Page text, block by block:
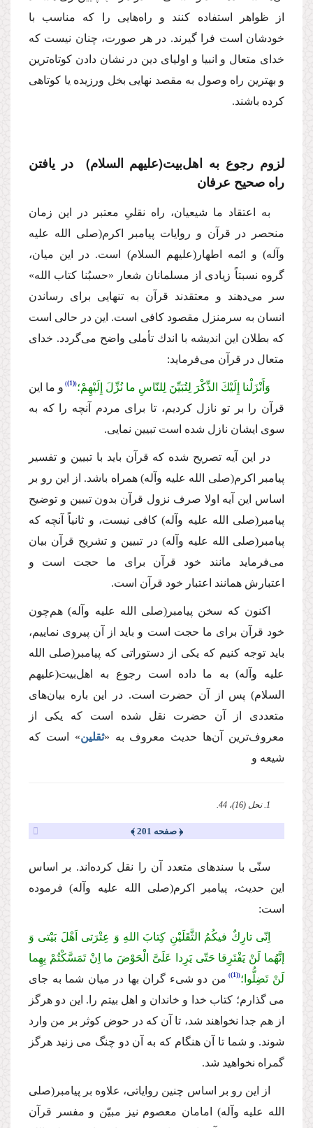
از ظواهر استفاده كنند و راه‌هایى را كه مناسب با
خودشان است فرا گیرند. در هر صورت، چنان نیست كه
خداى متعال و انبیا و اولیاى دین در نشان دادن كوتاه‌ترین
و بهترین راه وصول به مقصد نهایى بخل ورزیده یا كوتاهى
كرده باشند.
لزوم رجوع به اهل‌بیت(علیهم السلام)در یافتن
راه صحیح عرفان
به اعتقاد ما شیعیان، راه نقلىِ معتبر در این زمان
منحصر در قرآن و روایات پیامبر اكرم(صلى الله علیه
وآله) و ائمه اطهار(علیهم السلام) است. در این میان،
گروه نسبتاً زیادى از مسلمانان شعار «حسبُنا كتاب الله»
سر مى‌دهند و معتقدند قرآن به تنهایى براى رساندن
انسان به سرمنزل مقصود كافى است. این در حالى است
كه بطلان این اندیشه با اندك تأملى واضح مى‌گردد. خداى
متعال در قرآن مى‌فرماید:
وَأَنْزَلْنا إِلَیْكَ الذِّكْرَ لِتُبَیِّنَ لِلنّاسِ ما نُزِّلَ إِلَیْهِمْ؛ (1)
و ما این
قرآن را بر تو نازل كردیم، تا براى مردم آنچه را كه به
سوى ایشان نازل شده است تبیین نمایى.
در این آیه تصریح شده كه قرآن باید با تبیین و تفسیر
پیامبر اكرم(صلى الله علیه وآله) همراه باشد. از این رو بر
اساس این آیه اولا صرف نزول قرآن بدون تبیین و توضیح
پیامبر (صلى الله علیه وآله)كافى نیست، و ثانیاً آنچه كه
پیامبر (صلى الله علیه وآله) در تبیین و تشریح قرآن بیان
مى‌فرماید مانند خود قرآن براى ما حجت است و
اعتبارش همانند اعتبار خود قرآن است.
اكنون كه سخن پیامبر (صلى الله علیه وآله)هم‌چون
خود قرآن براى ما حجت است و باید از آن پیروى نماییم،
باید توجه كنیم كه یكى از دستوراتى كه پیامبر (صلى الله
علیه وآله)به ما داده است رجوع به اهل‌بیت(علیهم
السلام) پس از آن حضرت است. در این باره بیان‌هاى
متعددى از آن حضرت نقل شده است كه یكى از
معروف‌ترین آن‌ها حدیث معروف به «ثقلین» است كه
شیعه و
1. نحل (16)، 44.
﴿ صفحه 201 ﴾
سنّى با سندهاى متعدد آن را نقل كرده‌اند. بر اساس
این حدیث، پیامبر اكرم(صلى الله علیه وآله)فرموده
است:
اِنّی تارِكٌ فیكُمُ الثَّقَلَیْنِ كِتابَ اللهِ وَ عِتْرَتی اَهْلَ بَیْتی وَ
إنَّهُما لَنْ یَفْتَرِقا حَتّى یَرِدا عَلَىَّ الْحَوْضَ ما اِنْ تَمَسَّكْتُمْ بِهِما
لَنْ تَضِلُّوا؛ (1)
من دو شىء گران بها در میان شما به جاى
مى گذارم؛ كتاب خدا و خاندان و اهل بیتم را. این دو هرگز
از هم جدا نخواهند شد، تا آن كه در حوض كوثر بر من وارد
شوند. و شما تا آن هنگام كه به آن دو چنگ مى زنید هرگز
گمراه نخواهید شد.
از این رو بر اساس چنین روایاتى، علاوه بر پیامبر (صلى
الله علیه وآله) امامان معصوم نیز مبیّن و مفسر قرآن